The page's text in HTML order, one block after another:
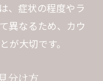
、症状の程度やラ
異なるため、カウ
が大切です。
分け方